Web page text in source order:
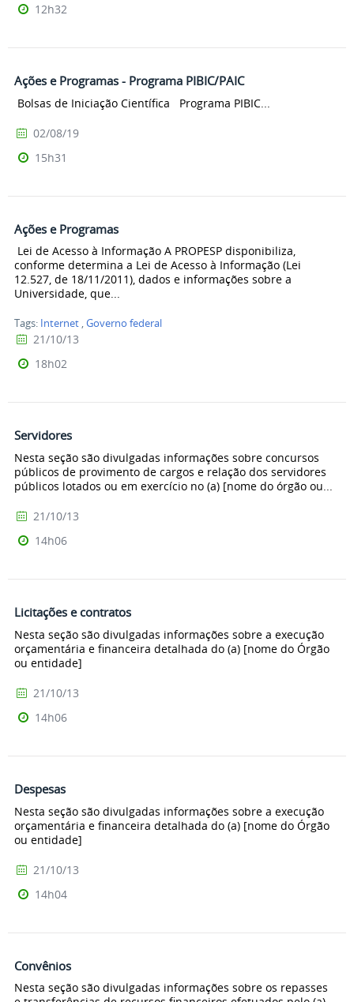
12h32
Ações e Programas - Programa PIBIC/PAIC
Bolsas de Iniciação Científica Programa PIBIC...
02/08/19
15h31
Ações e Programas
Lei de Acesso à Informação A PROPESP disponibiliza,
conforme determina a Lei de Acesso à Informação (Lei
12.527, de 18/11/2011), dados e informações sobre a
Universidade, que...
Tags: Internet,Governo federal
21/10/13
18h02
Servidores
Nesta seção são divulgadas informações sobre concursos
públicos de provimento de cargos e relação dos servidores
públicos lotados ou em exercício no (a) [nome do órgão ou...
21/10/13
14h06
Licitações e contratos
Nesta seção são divulgadas informações sobre a execução
orçamentária e financeira detalhada do (a) [nome do Órgão
ou entidade]
21/10/13
14h06
Despesas
Nesta seção são divulgadas informações sobre a execução
orçamentária e financeira detalhada do (a) [nome do Órgão
ou entidade]
21/10/13
14h04
Convênios
Nesta seção são divulgadas informações sobre os repasses